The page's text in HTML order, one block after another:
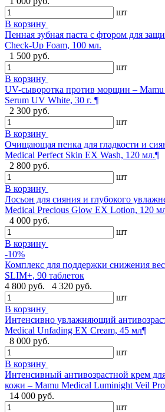
шт
В корзину
Пенная зубная паста с фтором для
Check-Up Foam, 100 мл.
1 500 руб.
шт
В корзину
UV-сыворотка против морщин –
Serum UV White, 30 г. ¶
2 300 руб.
шт
В корзину
Очищающая пенка для гладкости и
Medical Perfect Skin EX Wash, 120 мл.¶
2 800 руб.
шт
В корзину
Лосьон для сияния и глубокого
Medical Precious Glow EX Lotion, 120
4 000 руб.
шт
В корзину
-10%
Комплекс для поддержки снижения
SLIM+, 90 таблеток
4 800 руб.
4 320 руб.
шт
В корзину
Интенсивно увлажняющий
Medical Unfading EX Cream, 45 мл¶
8 000 руб.
шт
В корзину
Интенсивный антивозрастной крем
кожи – Mamu Medical Luminight Veil
14 000 руб.
шт